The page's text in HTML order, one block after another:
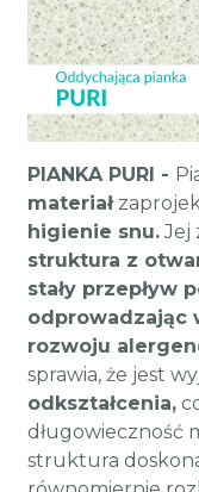
PIANKA PURI -
materiał
higienie snu.Jej
struktura z
stały przepływ
odprowadzając
rozwoju
sprawia, że jest
odkształcenia,
długowieczność
struktura